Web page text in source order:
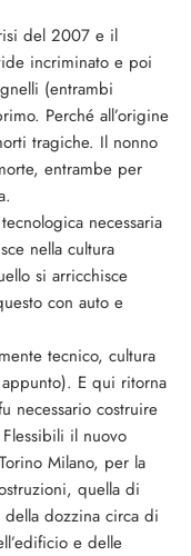
del 2007 e il
incriminato e poi
(entrambi
Perché all’origine
tragiche. Il nonno
entrambe per
necessaria
nella cultura
si arricchisce
con auto e
tecnico, cultura
E qui ritorna
necessario costruire
il nuovo
Milano, per la
quella di
dozzina circa di
e delle